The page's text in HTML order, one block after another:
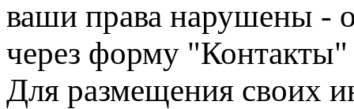
ваши права нарушены -
через форму "Контакты"
Для размещения своих